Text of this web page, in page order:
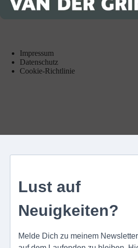
Impressum
Datenschutz
Cookie-Richtlinie